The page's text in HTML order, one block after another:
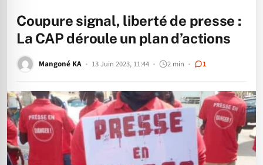
Coupure signal, liberté de presse :
La CAP déroule un plan d’actions
Mangoné KA 13 Juin 2023, 11:44 2 min 1